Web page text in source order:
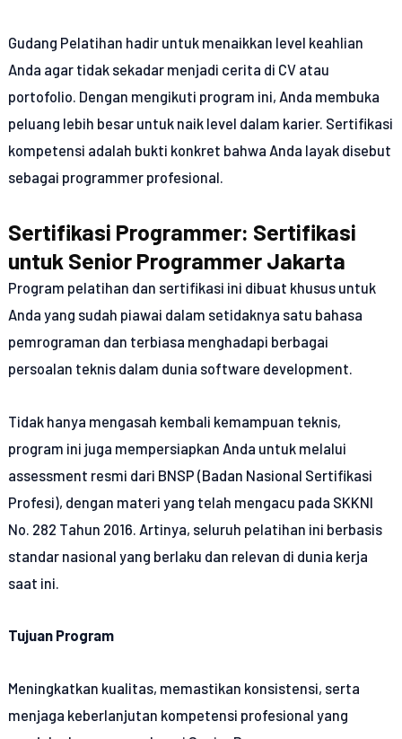
Gudang Pelatihan hadir untuk menaikkan level keahlian
Anda agar tidak sekadar menjadi cerita di CV atau
portofolio. Dengan mengikuti program ini, Anda membuka
peluang lebih besar untuk naik level dalam karier. Sertifikasi
kompetensi adalah bukti konkret bahwa Anda layak disebut
sebagai programmer profesional.
Sertifikasi Programmer: Sertifikasi
untuk Senior Programmer Jakarta
Program pelatihan dan sertifikasi ini dibuat khusus untuk
Anda yang sudah piawai dalam setidaknya satu bahasa
pemrograman dan terbiasa menghadapi berbagai
persoalan teknis dalam dunia software development.
Tidak hanya mengasah kembali kemampuan teknis,
program ini juga mempersiapkan Anda untuk melalui
assessment resmi dari BNSP (Badan Nasional Sertifikasi
Profesi), dengan materi yang telah mengacu pada SKKNI
No. 282 Tahun 2016. Artinya, seluruh pelatihan ini berbasis
standar nasional yang berlaku dan relevan di dunia kerja
saat ini.
Tujuan Program
Meningkatkan kualitas, memastikan konsistensi, serta
menjaga keberlanjutan kompetensi profesional yang